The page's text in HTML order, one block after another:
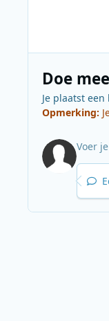
Doe
Je plaatst
Opmerking: